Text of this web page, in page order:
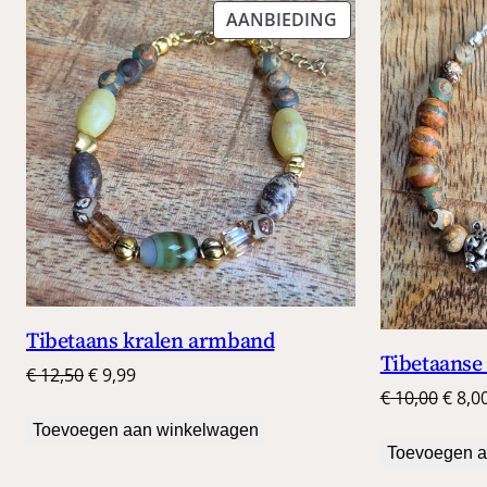
AANBIEDING PRODUCT
IN
DE
UITVERKOOP
Tibetaans kralen armband
€12,50Oorspronkelijke
was:
€9,99Huidige
is:
Toevoegen aan winkelwagen
€10,00
was:
€
Toevoegen